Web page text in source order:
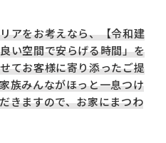
アをお考えなら、【令和建
い空間で安らげる時間」を
てお客様に寄り添ったご提
族みんながほっと一息つけ
きますので、お家にまつわ